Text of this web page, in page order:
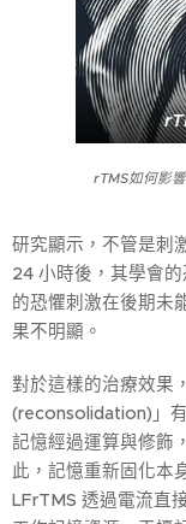
rTMS如何影
研究顯示，不管是刺
24 小時後，其學會
的恐懼刺激在後期未
果不明顯。
對於這樣的治療效果
(reconsolidation)」
記憶經過運算與修飾
此，記憶重新固化本
LFrTMS 透過電流直